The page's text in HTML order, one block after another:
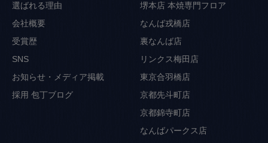
選ばれる理由
会社概要
受賞歴
SNS
お知らせ・メディア掲載
採用 包丁ブログ
堺本店 本焼専門フロア
なんば戎橋店
裏なんば店
リンクス梅田店
東京合羽橋店
京都先斗町店
京都錦寺町店
なんばパークス店